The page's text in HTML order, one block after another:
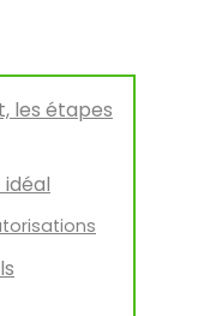
les étapes
idéal